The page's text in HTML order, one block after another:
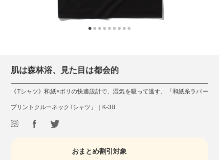
肌は森林浴、見た目は都会的
《Tシャツ》和紙×ポリの快適設計で、湿気を吸って逃す、「和紙糸ラバー
プリントクルーネックTシャツ」｜K-3B
おまとめ割引対象